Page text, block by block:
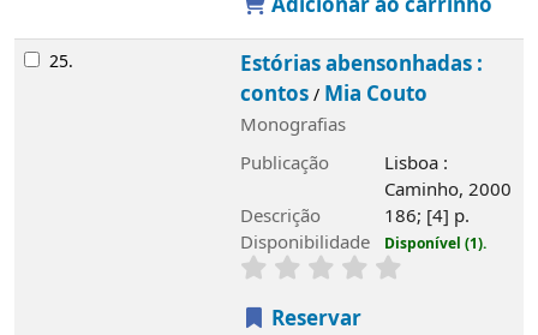
25.
Estórias abensonhadas :
contos/ Mia Couto
Monografias
Publicação
Lisboa :
Caminho, 2000
Descrição
186; [4] p.
Disponibilidade
Disponível (1).
Reservar